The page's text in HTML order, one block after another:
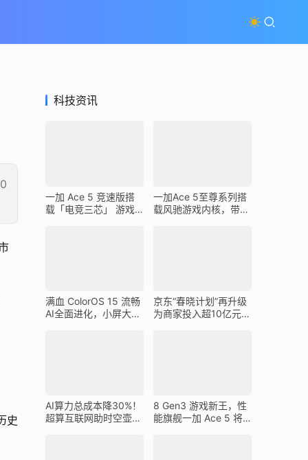
史
科技资讯
一加 Ace 5 竞速版搭
载「电竞三芯」 游戏
一加Ace 5至尊系列搭
载风驰游戏内核，带来
满血 ColorOS 15 流畅
AI全面进化，小屏大魔
京东“春晓计划”再升级
为商家投入超10亿元广
AI算力总成本降30%！
超算互联网助时空壶高
8 Gen3 游戏新王，性
能旗舰一加 Ace 5 将